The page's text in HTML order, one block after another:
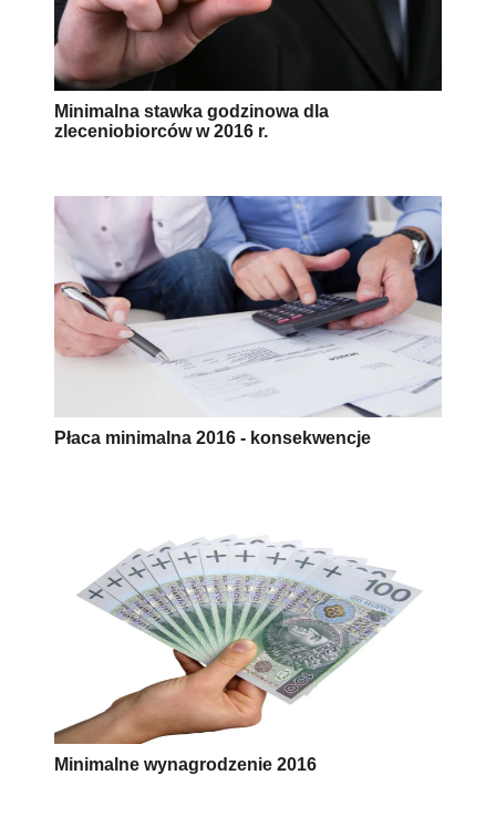
Minimalna stawka godzinowa dla
zleceniobiorców w 2016 r.
Płaca minimalna 2016 - konsekwencje
Minimalne wynagrodzenie 2016